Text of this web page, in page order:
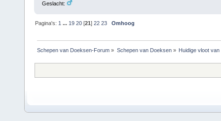
Geslacht:
Pagina's: 1 ... 19 20 [21]22 23 Omhoog
Schepen van Doeksen-Forum » Schepen van Doeksen» Huidige vloot